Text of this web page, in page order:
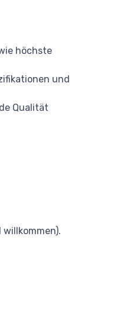
höchste
und
Qualität